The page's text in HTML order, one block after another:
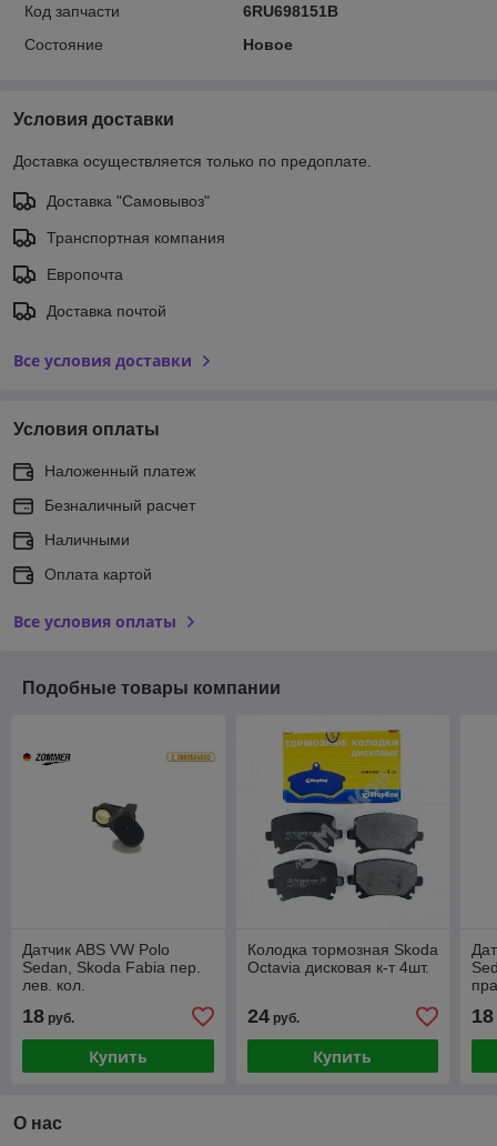
Код запчасти
6RU698151B
Состояние
Новое
Условия доставки
Доставка осуществляется только по предоплате.
Доставка "Самовывоз"
Транспортная компания
Европочта
Доставка почтой
Все условия доставки
Условия оплаты
Наложенный платеж
Безналичный расчет
Наличными
Оплата картой
Все условия оплаты
Подобные товары компании
Датчик ABS VW Polo
Sedan, Skoda Fabia пер.
лев. кол.
18 руб.
Купить
Колодка тормозная Skoda
Octavia дисковая к-т 4шт.
24руб.
Купить
18
О нас